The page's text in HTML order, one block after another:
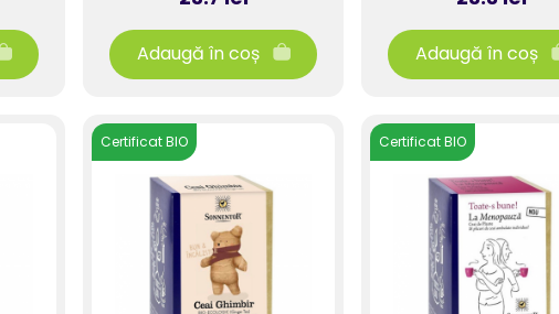
Adaugă în coș Adaugă în coș
Certificat BIO Certificat BIO